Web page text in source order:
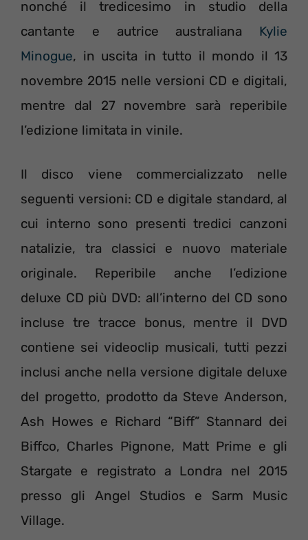
nonché il tredicesimo in studio della
cantante e autrice australiana Kylie
Minogue, in uscita in tutto il mondo il 13
novembre 2015 nelle versioni CD e digitali,
mentre dal 27 novembre sarà reperibile
l’edizione limitata in vinile.
Il disco viene commercializzato nelle
seguenti versioni: CD e digitale standard, al
cui interno sono presenti tredici canzoni
natalizie, tra classici e nuovo materiale
originale. Reperibile anche l’edizione
deluxe CD più DVD: all’interno del CD sono
incluse tre tracce bonus, mentre il DVD
contiene sei videoclip musicali, tutti pezzi
inclusi anche nella versione digitale deluxe
del progetto, prodotto da Steve Anderson,
Ash Howes e Richard “Biff” Stannard dei
Biffco, Charles Pignone, Matt Prime e gli
Stargate e registrato a Londra nel 2015
presso gli Angel Studios e Sarm Music
Village.